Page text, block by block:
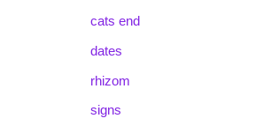
cats end
dates
rhizom
signs